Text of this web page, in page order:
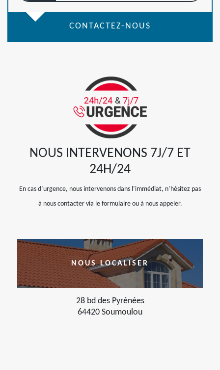
CONTACTEZ-NOUS
NOUS INTERVENONS 7J/7 ET
24H/24
En cas d’urgence, nous intervenons dans l’immédiat, n’hésitez pas
à nous contacter via le formulaire ou à nous appeler.
NOUS LOCALISER
28 bd des Pyrénées
64420 Soumoulou